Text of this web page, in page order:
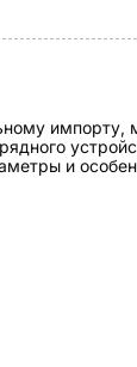
импорту,
и